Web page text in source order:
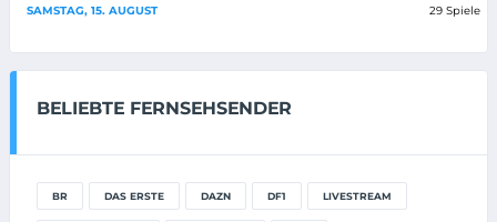
SAMSTAG, 15. AUGUST 29 Spiele
BELIEBTE FERNSEHSENDER
BR DAS ERSTE DAZN DF1 LIVESTREAM